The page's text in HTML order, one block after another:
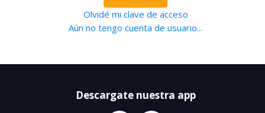
Olvidé mi clave de acceso
Aún no tengo cuenta de usuario...
Descargate nuestra app